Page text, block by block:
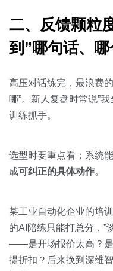
二、反馈颗粒
到”哪句话、
高压对话练完，最浪费
哪”。新人复盘时常说”
训练抓手。
选型时要重点看：系统
成可纠正的具体动作。
某工业自动化企业的培
的AI陪练只能打总分，”
——是开场报价太高？是
提折扣？后来换到深维